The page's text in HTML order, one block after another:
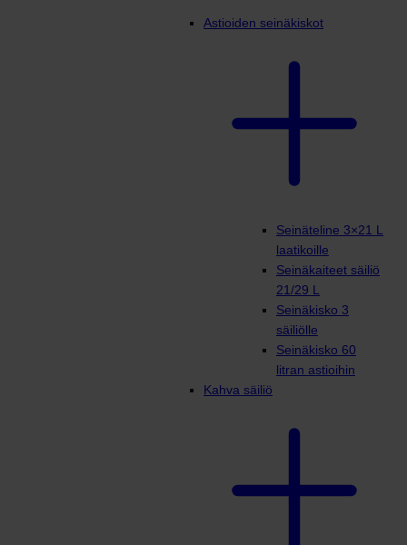
Astioiden seinäkiskot
Seinäteline 3×21 L
laatikoille
Seinäkaiteet säiliö
21/29 L
Seinäkisko 3
säiliölle
Seinäkisko 60
litran astioihin
Kahva säiliö